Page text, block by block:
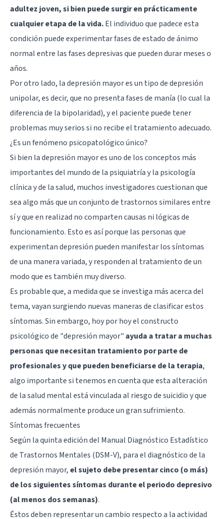
adultez joven, si bien puede surgir en prácticamente
cualquier etapa de la vida.El individuo que padece esta
condición puede experimentar fases de estado de ánimo
normal entre las fases depresivas que pueden durar meses o
años.
Por otro lado, la depresión mayor es un tipo de depresión
unipolar, es decir, que no presenta fases de manía (lo cual la
diferencia de la bipolaridad), y el paciente puede tener
problemas muy serios si no recibe el tratamiento adecuado.
¿Es un fenómeno psicopatológico único?
Si bien la depresión mayor es uno de los conceptos más
importantes del mundo de la psiquiatría y la psicología
clínica y de la salud, muchos investigadores cuestionan que
sea algo más que un conjunto de trastornos similares entre
sí y que en realizad no comparten causas ni lógicas de
funcionamiento. Esto es así porque las personas que
experimentan depresión pueden manifestar los síntomas
de una manera variada, y responden al tratamiento de un
modo que es también muy diverso.
Es probable que, a medida que se investiga más acerca del
tema, vayan surgiendo nuevas maneras de clasificar estos
síntomas. Sin embargo, hoy por hoy el constructo
psicológico de "depresión mayor" ayuda a tratar a muchas
personas que necesitan tratamiento por parte de
profesionales y que pueden beneficiarse de la terapia,
algo importante si tenemos en cuenta que esta alteración
de la salud mental está vinculada al riesgo de suicidio y que
además normalmente produce un gran sufrimiento.
Síntomas frecuentes
Según la quinta edición del Manual Diagnóstico Estadístico
de Trastornos Mentales (DSM-V), para el diagnóstico de la
depresión mayor, el sujeto debe presentar cinco (o más)
de los siguientes síntomas durante el periodo depresivo
(al menos dos semanas).
Éstos deben representar un cambio respecto a la actividad